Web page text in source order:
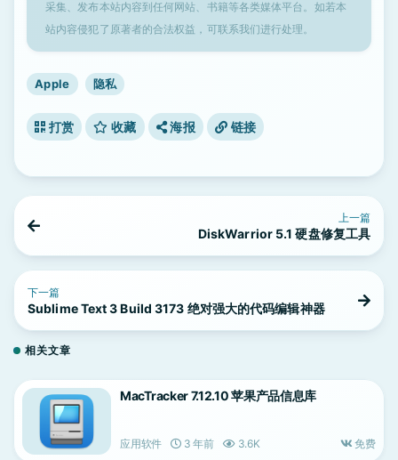
采集、发布本站内容到任何网站、书籍等各类媒体平台。如若本
站内容侵犯了原著者的合法权益，可联系我们进行处理。
Apple 隐私
打赏 收藏 海报 链接
上一篇
DiskWarrior 5.1 硬盘修复工具
下一篇
Sublime Text 3 Build 3173 绝对强大的代码编辑神器
相关文章
MacTracker 7.12.10 苹果产品信息库
应用软件 3 年前 3.6K 免费